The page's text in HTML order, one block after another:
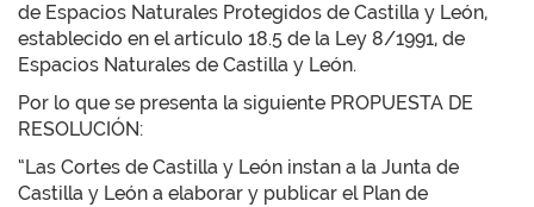
de Espacios Naturales Protegidos de Castilla y León,
establecido en el artículo 18.5 de la Ley 8/1991, de
Espacios Naturales de Castilla y León.
Por lo que se presenta la siguiente PROPUESTA DE
RESOLUCIÓN:
“Las Cortes de Castilla y León instan a la Junta de
Castilla y León a elaborar y publicar el Plan de